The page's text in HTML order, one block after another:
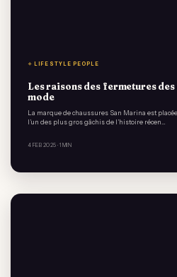
✧ LIFESTYLE PEOPLE
Les raisons des fermetures
mode
La marque de chaussures San Marina est
l’un des plus gros gâchis de l’histoire récen…
4 FEB 2025 · 1 MIN